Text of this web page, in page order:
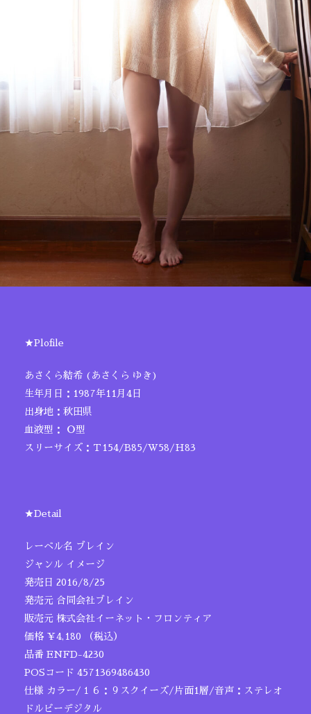
★Plofile
あさくら結希 (あさくら ゆき)
生年月日：1987年11月4日
出身地：秋田県
血液型： Ｏ型
スリーサイズ：Ｔ154/B85/W58/H83
★Detail
レーベル名 ブレイン
ジャンル イメージ
発売日 2016/8/25
発売元 合同会社ブレイン
販売元 株式会社イーネット・フロンティア
価格 ￥4,180 （税込）
品番 ENFD-4230
POSコード 4571369486430
仕様 カラー/１６：９スクイーズ/片面1層/音声：ステレオ
ドルビーデジタル